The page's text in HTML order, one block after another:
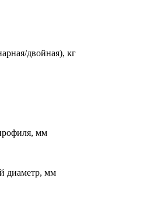
двойная), кг
мм
диаметр, мм